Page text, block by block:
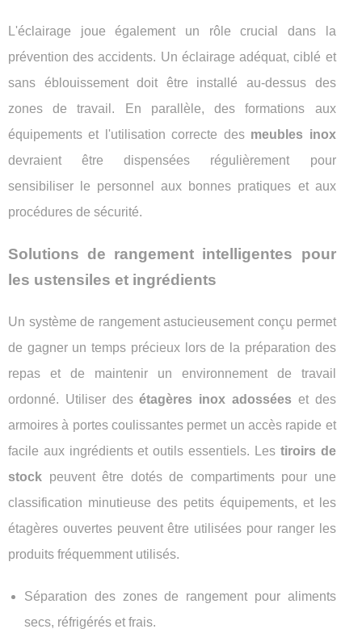
L'éclairage joue également un rôle crucial dans la
prévention des accidents. Un éclairage adéquat, ciblé et
sans éblouissement doit être installé au-dessus des
zones de travail. En parallèle, des formations aux
équipements et l'utilisation correcte des meubles inox
devraient être dispensées régulièrement pour
sensibiliser le personnel aux bonnes pratiques et aux
procédures de sécurité.
Solutions de rangement intelligentes pour
les ustensiles et ingrédients
Un système de rangement astucieusement conçu permet
de gagner un temps précieux lors de la préparation des
repas et de maintenir un environnement de travail
ordonné. Utiliser desétagères inox adossées et des
armoires à portes coulissantes permet un accès rapide et
facile aux ingrédients et outils essentiels. Les tiroirs de
stock peuvent être dotés de compartiments pour une
classification minutieuse des petits équipements, et les
étagères ouvertes peuvent être utilisées pour ranger les
produits fréquemment utilisés.
Séparation des zones de rangement pour aliments
secs, réfrigérés et frais.